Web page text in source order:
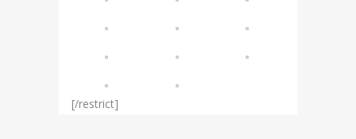
[/restrict]